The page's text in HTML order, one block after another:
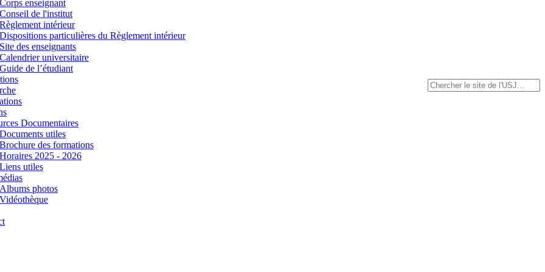
Corps enseignant
Conseil de l'institut
Règlement intérieur
Dispositions particulières du Règlement intérieur
Site des enseignants
Calendrier universitaire
Guide de l’étudiant
Documentaires
Documents utiles
Brochure des formations
Horaires 2025 - 2026
Liens utiles
Albums photos
Vidéothèque